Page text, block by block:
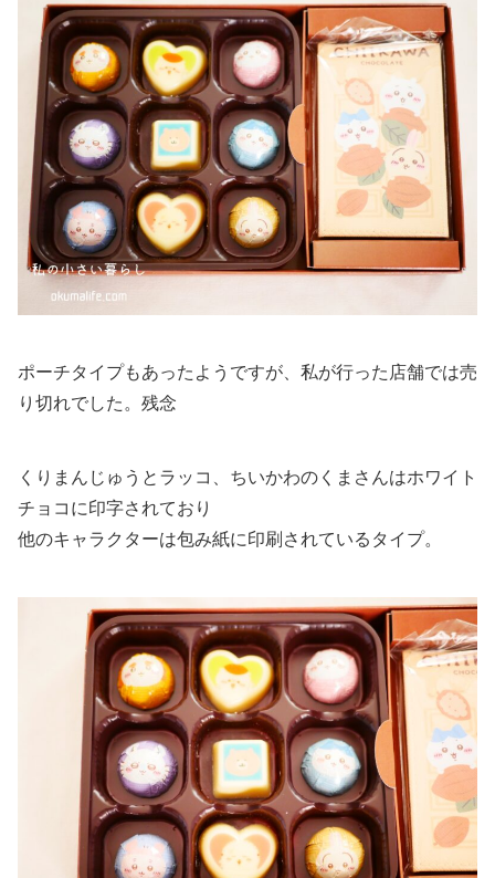
ポーチタイプもあったようですが、私が行った店舗では売
り切れでした。残念
くりまんじゅうとラッコ、ちいかわのくまさんはホワイト
チョコに印字されており
他のキャラクターは包み紙に印刷されているタイプ。